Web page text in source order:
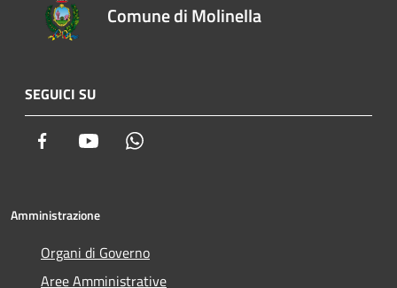
Comune di Molinella
SEGUICI SU
Facebook Youtube
Amministrazione
Organi di Governo
Aree Amministrative